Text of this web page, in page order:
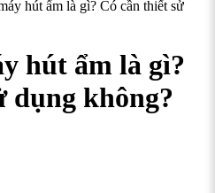
hút ẩm là gì? Có cần thiết sử
hút ẩm là gì?
dụng không?